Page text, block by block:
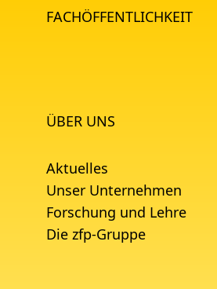
FACHÖFFENTLICHKEIT
ÜBER UNS
Aktuelles
Unser Unternehmen
Forschung und Lehre
Die zfp-Gruppe